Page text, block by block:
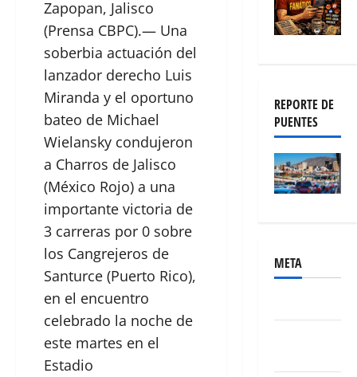
Zapopan, Jalisco
(Prensa CBPC).— Una
soberbia actuación del
lanzador derecho Luis
Miranda y el oportuno
bateo de Michael
Wielansky condujeron
a Charros de Jalisco
(México Rojo) a una
importante victoria de
3 carreras por 0 sobre
los Cangrejeros de
Santurce (Puerto Rico),
en el encuentro
celebrado la noche de
este martes en el
Estadio
REPORTE DE
PUENTES
META